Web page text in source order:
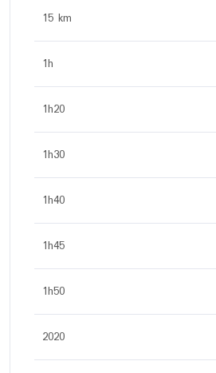
15 km
1h
1h20
1h30
1h40
1h45
1h50
2020